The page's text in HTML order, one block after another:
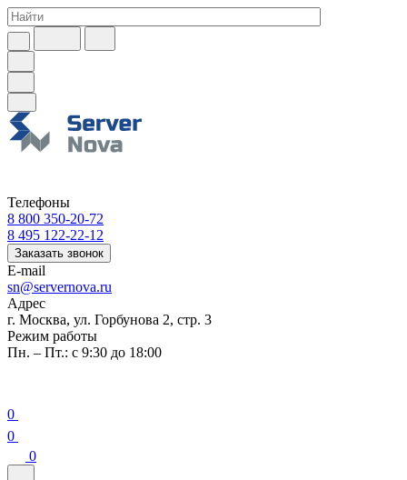
Телефоны
8 800 350-20-72
8 495 122-22-12
Заказать звонок
E-mail
sn@servernova.ru
Адрес
г. Москва, ул. Горбунова 2, стр. 3
Режим работы
Пн. – Пт.: с 9:30 до 18:00
0
0
0